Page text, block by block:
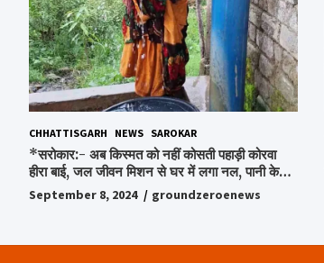
CHHATTISGARH NEWS SAROKAR
*सरोकार:- अब किस्मत को नहीं कोसती पहाड़ी कोरवा
हीरा बाई, जल जीवन मिशन से घर में लगा नल, पानी के
लिए रोज होने वाली टेंशन से मिली मुक्ति…*
September 8, 2024 groundzeroenews